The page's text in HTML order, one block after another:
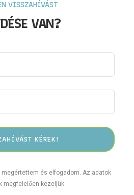
VISSZAHÍVÁST
VAN?
és elfogadom. Az adatok
megfelelően kezeljük.